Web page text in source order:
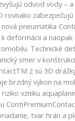
odvod vody –
rovnako
pneumatika
deformácii a naopak
Technické
smer v
2 sú 3D
brzdný výkon na
riziko vzniku
tvar hrán a